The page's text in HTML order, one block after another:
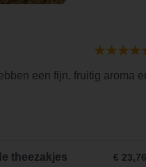
een fijn, fruitig aroma
theezakjes € 23,76